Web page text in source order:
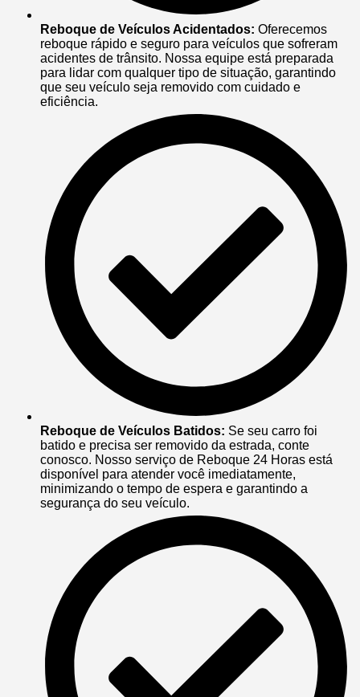
Reboque de Veículos Acidentados: Oferecemos
reboque rápido e seguro para veículos que sofreram
acidentes de trânsito. Nossa equipe está preparada
para lidar com qualquer tipo de situação, garantindo
que seu veículo seja removido com cuidado e
eficiência.
Reboque de Veículos Batidos: Se seu carro foi
batido e precisa ser removido da estrada, conte
conosco. Nosso serviço de Reboque 24 Horas está
disponível para atender você imediatamente,
minimizando o tempo de espera e garantindo a
segurança do seu veículo.